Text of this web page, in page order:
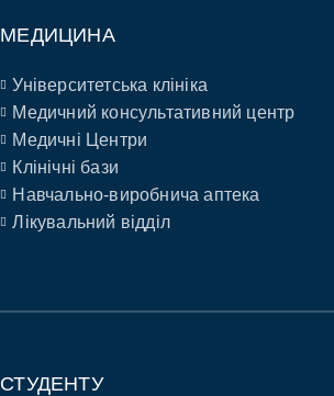
МЕДИЦИНА
Університетська клініка
Медичний консультативний центр
Медичні Центри
Клінічні бази
Навчально-виробнича аптека
Лікувальний відділ
СТУДЕНТУ